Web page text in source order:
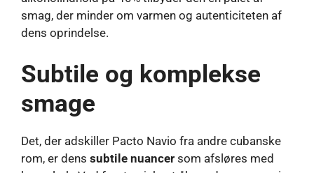
smag, der minder om varmen og autenticiteten af ​​
dens oprindelse.
Subtile og komplekse
smage
Det, der adskiller Pacto Navio fra andre cubanske
rom, er dens subtile nuancer som afsløres med